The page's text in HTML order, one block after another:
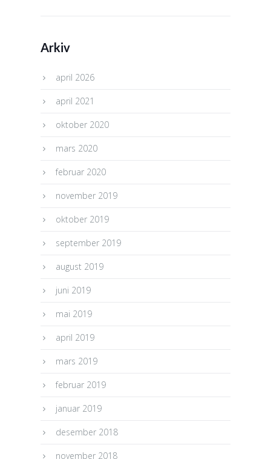
Arkiv
april 2026
april 2021
oktober 2020
mars 2020
februar 2020
november 2019
oktober 2019
september 2019
august 2019
juni 2019
mai 2019
april 2019
mars 2019
februar 2019
januar 2019
desember 2018
november 2018